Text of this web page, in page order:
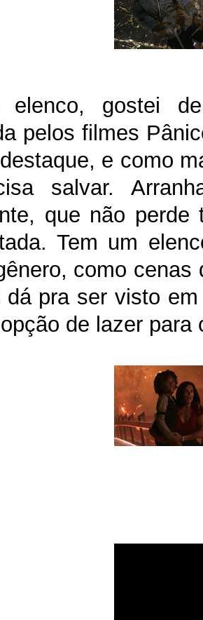
elenco, gostei
pelos filmes
e como
salvar.
que não
Tem um
como
dá pra ser visto
de lazer para